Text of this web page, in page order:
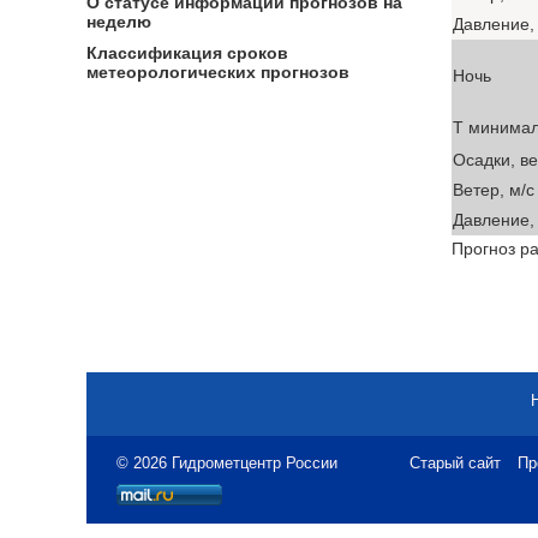
Давление,
Ночь
T
Осадки,
Ветер, м/с
Давление,
Прогноз
неделю
Классификация сроков
метеорологических прогнозов
© 2026 Гидрометцентр России Старый сайт